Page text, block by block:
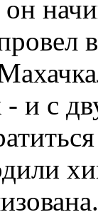
и с